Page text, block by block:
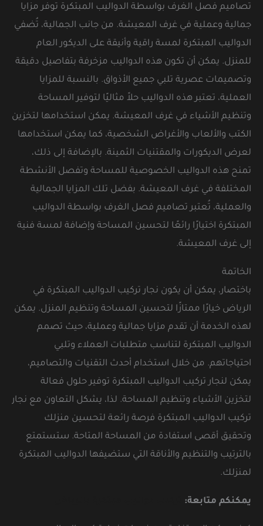
تصاميم فصل الغرف بواسطة الدواليب المبتكرة توفر مزايا
جمالية وعملية في غرف المعيشة. من جانب الجمالية، تُضفي
الدواليب المبتكرة لمسة راقية وأنيقة على الديكور العام
للمنزل. يمكن أن تكون هذه الدواليب مزخرفة بتفاصيل دقيقة
وتصميمات عصرية تلبي جميع الأذواق. بالنسبة للمزايا
العملية، تعتبر هذه الدواليب حلاً مثاليًا لتوفير المساحة
وتنظيم الأشياء في غرف المعيشة. يمكن استخدامها لتخزين
الكتب والألعاب والأغراض الشخصية، كما يمكن استخدامها
لعرض الديكورات والمقتنيات الثمينة. بالإضافة إلى ذلك،
تمنح هذه الدواليب الخصوصية للمساحة وتفصل الأنشطة
المختلفة في غرف المعيشة. بفضل تلك المزايا الجمالية
والعملية، تُعتبر تصاميم فصل الغرف بواسطة الدواليب
المبتكرة اختيارًا رائعًا لتحسين المساحة وإضافة لمسة فنية
إلى غرف المعيشة.
الخاتمة
باختصار، يمكن أن يكون نجار تركيب الدواليب المبتكرة في
الرياض خيارًا ممتازًا لتحسين المساحة وتنظيم المنزل. يمكن
لهذه الخدمة أن تقدم مزايا جمالية وعملية، حيث تصمم
الدواليب المبتكرة لتناسب متطلبات العملاء وتلبي
احتياجاتهم. من خلال استخدام أحدث التقنيات والتصاميم،
يمكن لنجار تركيب الدواليب المبتكرة توفير حلول فعالة
لتخزين الأشياء وتنظيم المساحة. لذا، يشكل التعاون مع نجار
تركيب الدواليب المبتكرة فرصة رائعة لتحسين منزلك
وتحقيق أقصى استفادة من المساحة المتاحة. ستستمتع
بالترتيب والتنظيم والأناقة التي ستضيفها الدواليب المبتكرة
لمنزلك.
يمكنكم متابعة: